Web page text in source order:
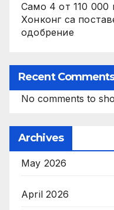
Само 4 от 110
Хонконг са
одобрение
Recent
No comments to
Archives
May 2026
April 2026